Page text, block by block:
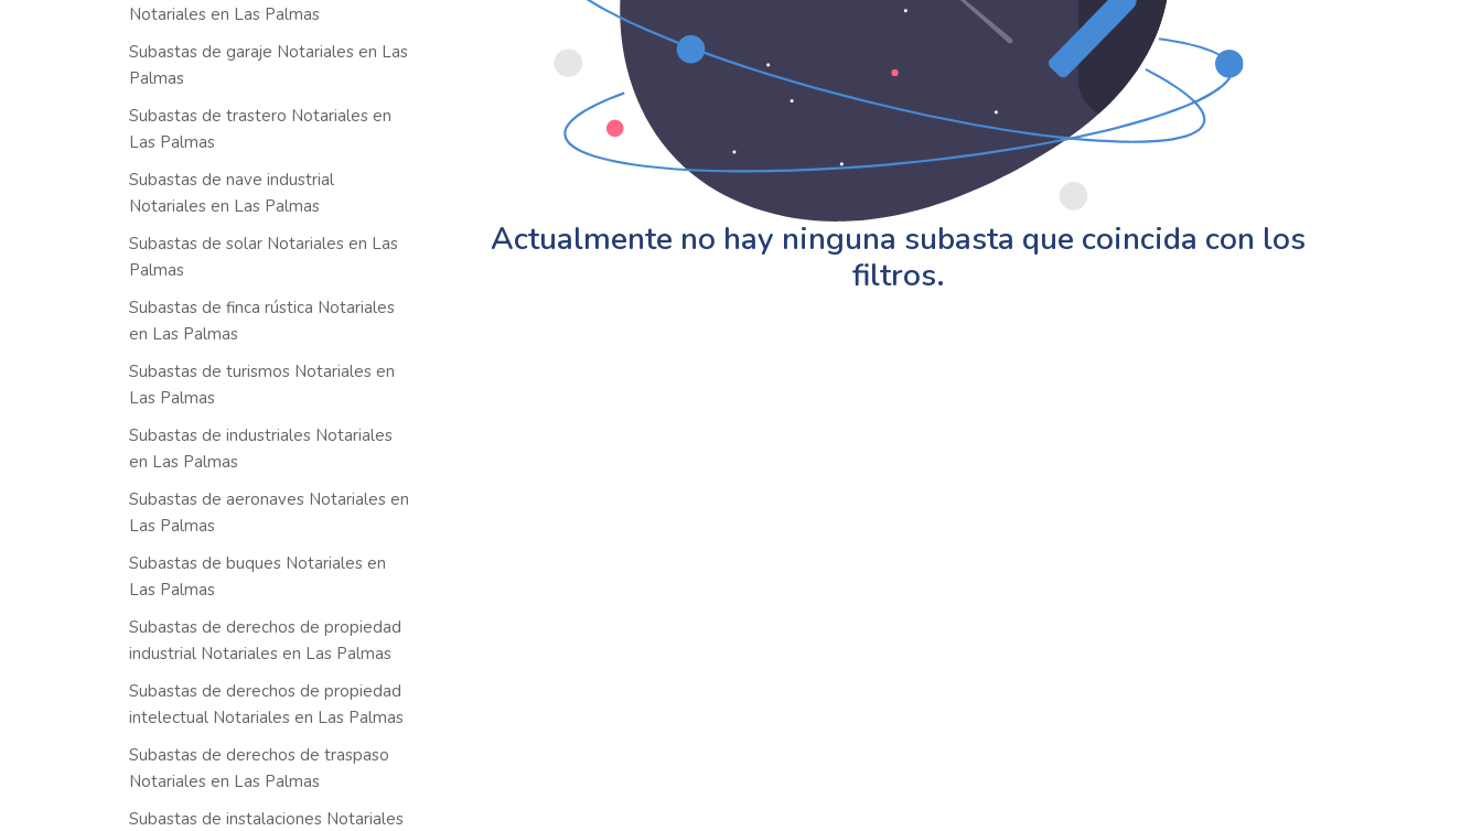
Notariales en Las Palmas
Subastas de garaje Notariales en Las
Palmas
Subastas de trastero Notariales en
Las Palmas
Subastas de nave industrial
Notariales en Las Palmas
Subastas de solar Notariales en Las
Palmas
Subastas de finca rústica Notariales
en Las Palmas
Subastas de turismos Notariales en
Las Palmas
Subastas de industriales Notariales
en Las Palmas
Subastas de aeronaves Notariales en
Las Palmas
Subastas de buques Notariales en
Las Palmas
Subastas de derechos de propiedad
industrial Notariales en Las Palmas
Subastas de derechos de propiedad
intelectual Notariales en Las Palmas
Subastas de derechos de traspaso
Notariales en Las Palmas
Subastas de instalaciones Notariales
Actualmente no hay ninguna subasta que coincida con los
filtros.